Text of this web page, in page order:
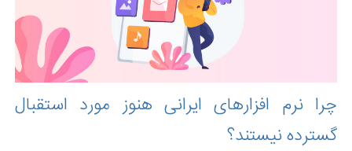
چرا نرم افزارهای ایرانی هنوز مورد استقبال
گسترده نیستند؟